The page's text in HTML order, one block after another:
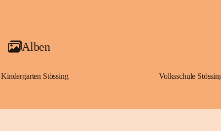
Alben
Kindergarten Stössing Volksschule